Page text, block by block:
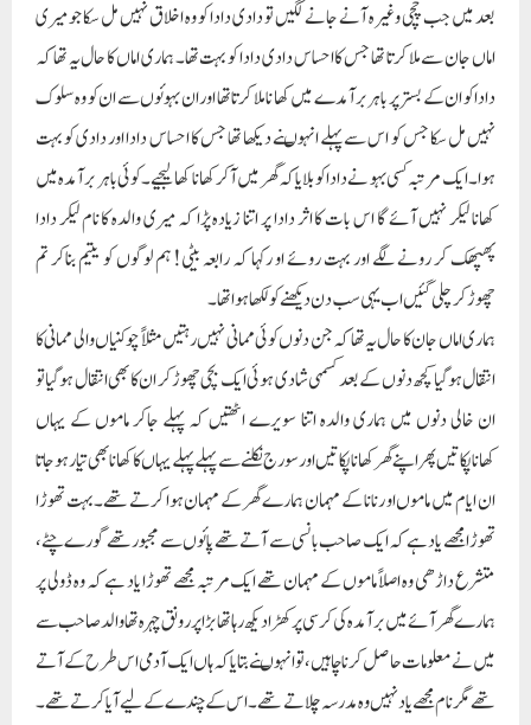
بعد میں جب چچی وغیرہ آنے جانے لگیں تو دادی دادا کو وہ اخلاق نہیں مل سکا جو میری
اماں جان سے ملا کرتا تھا جس کا احساس دادی دادا کو بہت تھا۔ ہماری اماں کا حال یہ تھا کہ
دادا کو ان کے بستر پر باہر برآمدے میں کھا نا ملا کرتا تھا اور ان بہوئوں سے ان کو وہ سلوک
نہیں مل سکا جس کو اس سے پہلے انہوںنے دیکھا تھا جس کا احساس دادا اور دادی کو بہت
ہوا۔ ایک مرتبہ کسی بہو نے دادا کو بلایا کہ گھر میں آکر کھانا کھالیجیے۔ کوئی باہر برآمدہ میں
کھانا لیکر نہیں آئے گا اس بات کا اثر دادا پر اتنا زیادہ پڑا کہ میری والدہ کا نام لیکر دادا
پھپھک کر رونے لگے اور بہت روئے او رکہا کہ رابعہ بیٹی! ہم لوگوں کو یتیم بناکر تم
چھوڑکر چلی گئیں اب یہی سب دن دیکھنے کو لکھا ہوا تھا۔
ہماری اماں جان کا حال یہ تھا کہ جن دنوں کوئی ممانی نہیں رہتیں مثلاً چوکنیاں والی ممانی کا
انتقال ہوگیا کچھ دنوں کے بعد کسمہی شادی ہوئی ایک بچی چھوڑکر ان کا بھی انتقال ہوگیا تو
ان خالی دنوں میں ہماری والدہ اتنا سویرے اٹھتیں کہ پہلے جاکر ماموں کے یہاں
کھاناپکاتیں پھر اپنے گھر کھاناپکاتیں اور سورج نکلنے سے پہلے پہلے یہاں کا کھانا بھی تیار ہوجاتا
ان ایام میں ماموں او رنانا کے مہمان ہمارے گھر کے مہمان ہوا کرتے تھے۔بہت تھوڑا
تھوڑا مجھے یاد ہے کہ ایک صاحب بانسی سے آتے تھے پائوں سے مجبور تھے گورے چٹے،
متشرع داڑھی وہ اصلاً ماموں کے مہمان تھے ایک مرتبہ مجھے تھوڑا یاد ہے کہ وہ ڈولی پر
ہمارے گھر آئے میں برآمدہ کی کرسی پر کھڑا دیکھ رہاتھا بڑا پر رونق چہرہ تھا والد صاحب سے
میں نے معلومات حاصل کرنا چاہیں، تو انہوںنے بتایا کہ ہاں ایک آدمی اس طرح کے آتے
تھے مگر نام مجھے یا دنہیں وہ مدرسہ چلاتے تھے۔ اس کے چندے کے لیے آیا کرتے تھے۔